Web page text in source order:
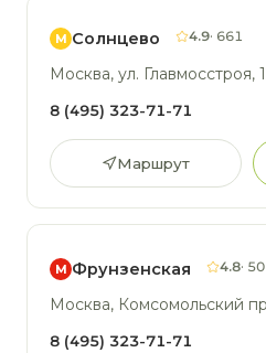
М Солнцево 4.9· 661
Москва, ул. Главмосстроя,
8 (495) 323-71-71
Маршрут
М Фрунзенская 4.8· 50
Москва, Комсомольский
8 (495) 323-71-71